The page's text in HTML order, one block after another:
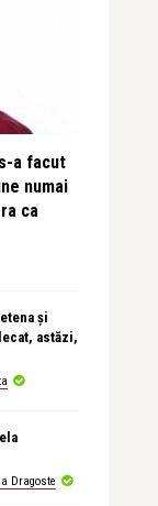
a facut
numai
ca
și
astăzi,
Dragoste